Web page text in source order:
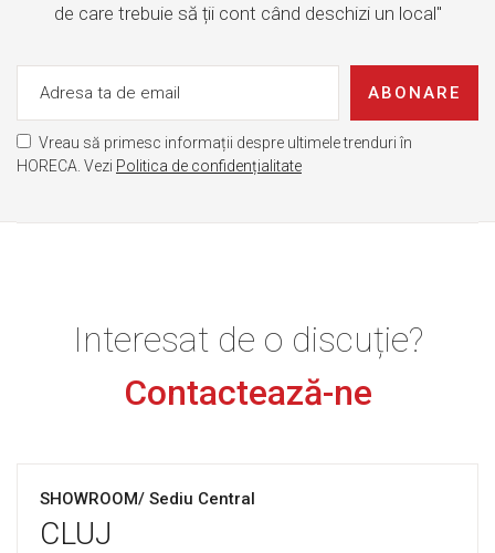
de care trebuie să ții cont când deschizi un local"
ABONARE
Vreau să primesc informații despre ultimele trenduri în
HORECA. Vezi Politica de confidențialitate
Interesat de o discuție?
Contactează-ne
SHOWROOM/ Sediu Central
CLUJ